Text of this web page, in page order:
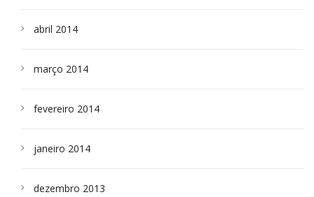
abril 2014
março 2014
fevereiro 2014
janeiro 2014
dezembro 2013